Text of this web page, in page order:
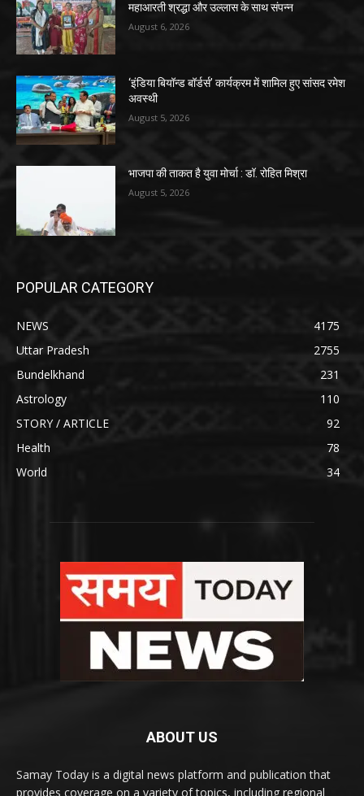
महाआरती श्रद्धा और उल्लास के साथ संपन्न
August 6, 2026
‘इंडिया बियॉन्ड बॉर्डर्स’ कार्यक्रम में शामिल हुए सांसद रमेश
अवस्थी
August 5, 2026
भाजपा की ताकत है युवा मोर्चा : डॉ. रोहित मिश्रा
August 5, 2026
POPULAR CATEGORY
NEWS
4175
Uttar Pradesh
2755
Bundelkhand
231
Astrology
110
STORY / ARTICLE
92
Health
78
World
34
ABOUT US
Samay Today is a digital news platform and publication that
provides coverage on a variety of topics, including regional